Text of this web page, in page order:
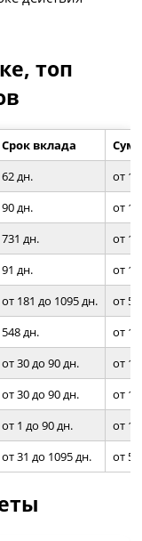
топ
Срок вклада
62 дн.
от
90 дн.
от
731 дн.
от
91 дн.
от
от 181 до 1095 дн.
от
548 дн.
от
от 30 до 90 дн.
от 1
от 30 до 90 дн.
от 1
от 1 до 90 дн.
от 1
от 31 до 1095 дн. от